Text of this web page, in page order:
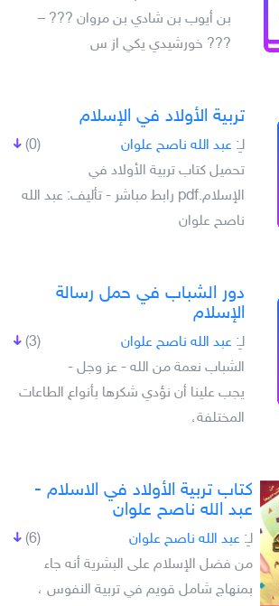
بن أيوب بن شادي بن مروان ??? –
??? خورشيدي يکي از س
تربية الأولاد في الإسلام
(0) لـِ: عبد الله ناصح علوان
تحميل كتاب تربية الأولاد في
الإسلام.pdf رابط مباشر - تأليف: عبد الله
ناصح علوان
دور الشباب في حمل رسالة
الإسلام
(3) لـِ: عبد الله ناصح علوان
الشباب نعمة من الله - عز وجل -
يجب علينا أن نؤدي شكرها بأنواع الطاعات
المختلفة،
كتاب تربية الأولاد في الاسلام -
عبد الله ناصح علوان
(6) لـِ: عبد الله ناصح علوان
من فضل الإسلام على البشرية أنه جاء
بمنهاج شامل قويم في تربية النفوس ،